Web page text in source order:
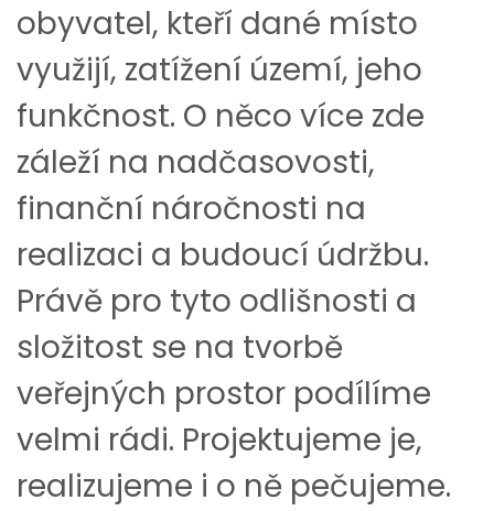
obyvatel, kteří dané místo
využijí, zatížení území, jeho
funkčnost. O něco více zde
záleží na nadčasovosti,
finanční náročnosti na
realizaci a budoucí údržbu.
Právě pro tyto odlišnosti a
složitost se na tvorbě
veřejných prostor podílíme
velmi rádi. Projektujeme je,
realizujeme i o ně pečujeme.